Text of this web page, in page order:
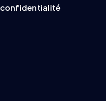
confidentialité